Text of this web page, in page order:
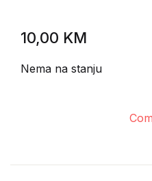
10,00 KM
Nema na stanju